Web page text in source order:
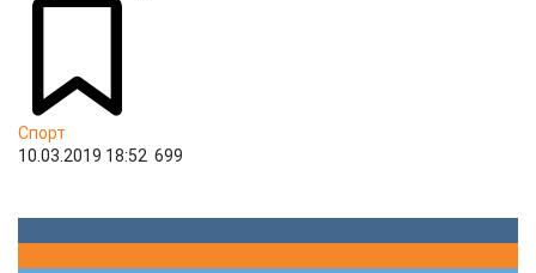
Спорт
10.03.2019 18:52 699